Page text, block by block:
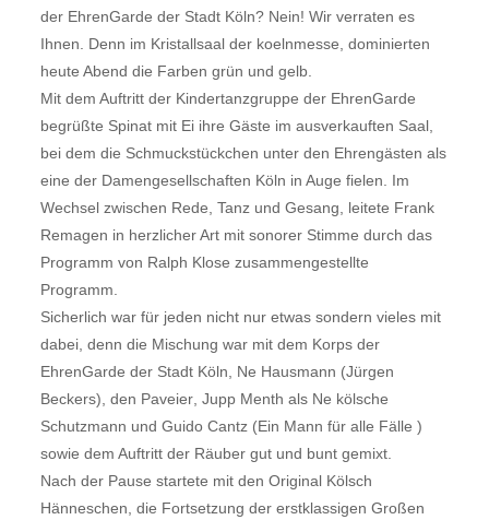
der EhrenGarde der Stadt Köln? Nein! Wir verraten es
Ihnen. Denn im Kristallsaal der koelnmesse, dominierten
heute Abend die Farben grün und gelb.
Mit dem Auftritt der Kindertanzgruppe der EhrenGarde
begrüßte Spinat mit Ei ihre Gäste im ausverkauften Saal,
bei dem die Schmuckstückchen unter den Ehrengästen als
eine der Damengesellschaften Köln in Auge fielen. Im
Wechsel zwischen Rede, Tanz und Gesang, leitete Frank
Remagen in herzlicher Art mit sonorer Stimme durch das
Programm von Ralph Klose zusammengestellte
Programm.
Sicherlich war für jeden nicht nur etwas sondern vieles mit
dabei, denn die Mischung war mit dem Korps der
EhrenGarde der Stadt Köln, Ne Hausmann (Jürgen
Beckers), den Paveier, Jupp Menth als Ne kölsche
Schutzmann und Guido Cantz (Ein Mann für alle Fälle )
sowie dem Auftritt der Räuber gut und bunt gemixt.
Nach der Pause startete mit den Original Kölsch
Hänneschen, die Fortsetzung der erstklassigen Großen